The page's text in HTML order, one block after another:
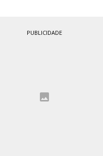
PUBLICIDADE